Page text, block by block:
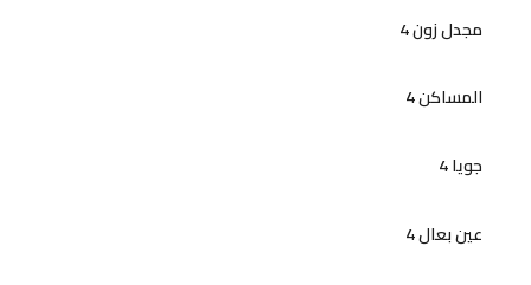
مجدل زون 4
المساكن 4
جويا 4
عين بعال 4